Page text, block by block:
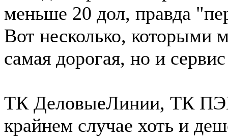
меньше 20 дол, правда
Вот несколько, которыми
самая дорогая, но и
ТК ДеловыеЛинии, ТК
крайнем случае хоть и